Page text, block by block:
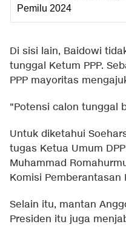
Pemilu 2024
Di sisi lain, Baidowi
tunggal Ketum PPP.
PPP mayoritas
"Potensi calon tunggal
Untuk diketahui
tugas Ketua Umum
Muhammad
Komisi Pemberantasan
Selain itu, mantan
Presiden itu juga